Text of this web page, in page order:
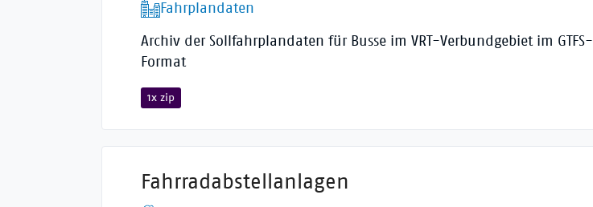
Fahrplandaten
Archiv der Sollfahrplandaten für Busse im VRT-Verbundgebiet im GTFS-
Format
1x zip
Fahrradabstellanlagen